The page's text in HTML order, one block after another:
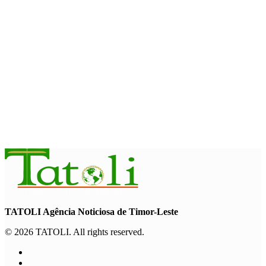
TATOLI Agência Noticiosa de Timor-Leste
© 2026 TATOLI. All rights reserved.